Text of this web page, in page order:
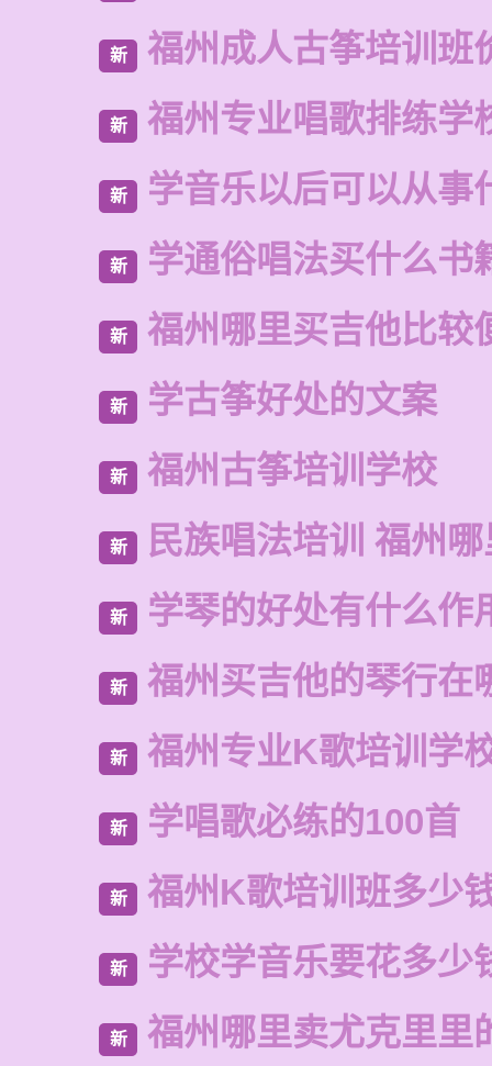
新 福州成人古筝培训班
新 福州专业唱歌排练学
新 学音乐以后可以从事
新 学通俗唱法买什么书
新 福州哪里买吉他比较
新 学古筝好处的文案
新 福州古筝培训学校
新 民族唱法培训 福州
新 学琴的好处有什么作
新 福州买吉他的琴行在
新 福州专业K歌培训学
新 学唱歌必练的100首
新 福州K歌培训班多少
新 学校学音乐要花多少
新 福州哪里卖尤克里里